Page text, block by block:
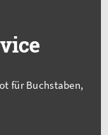
für Buchstaben,